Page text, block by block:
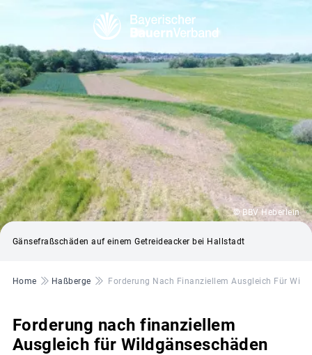
© BBV Heberlein
Gänsefraßschäden auf einem Getreideacker bei Hallstadt
Pfadnavigation
Home Haßberge Forderung Nach Finanziellem Ausgleich Für
Forderung nach finanziellem
Ausgleich für Wildgänseschäden